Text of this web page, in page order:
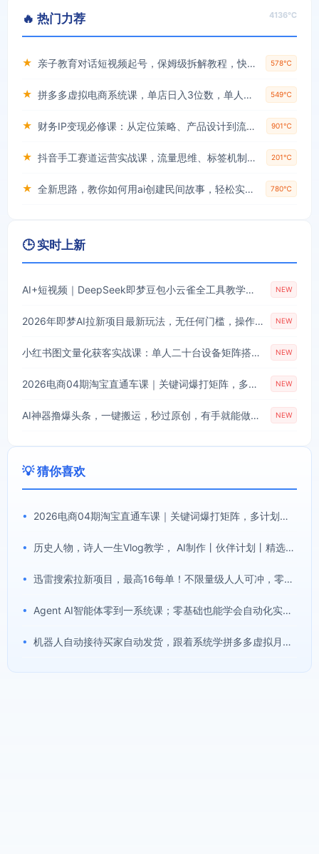
🔥 热门力荐 4136℃
★ 亲子教育对话短视频起号，保姆级拆解教程，快速起千粉万粉号 578℃
★ 拼多多虚拟电商系统课，单店日入3位数，单人可管理3-8家店【附货源】 549℃
★ 财务IP变现必修课：从定位策略、产品设计到流量变现形成完整闭环 901℃
★ 抖音手工赛道运营实战课，流量思维、标签机制、垂直定位，解决不起号难题，单月变现破3万 201℃
★ 全新思路，教你如何用ai创建民间故事，轻松实现月入过万【揭秘】 780℃
🕒 实时上新
AI+短视频｜DeepSeek即梦豆包小云雀全工具教学，从账号定位到剪映剪辑，零基础也能快速上手做爆款 NEW
2026年即梦AI拉新项目最新玩法，无任何门槛，操作非常简单，人人都可做，拉新佣金最高13米每单(更新08月07日) NEW
小红书图文量化获客实战课：单人二十台设备矩阵搭建，标准化流程高效批量引流获客 NEW
2026电商04期淘宝直通车课｜关键词爆打矩阵，多计划低出价，新品爆款差异化投放实操教学 NEW
AI神器撸爆头条，一键搬运，秒过原创，有手就能做，每天稳定200+【揭秘】 NEW
💡 猜你喜欢
• 2026电商04期淘宝直通车课｜关键词爆打矩阵，多计划低出价，新品爆款差异化投放实操教学
• 历史人物，诗人一生Vlog教学， AI制作丨伙伴计划丨精选收益丨商单收徒 ，新领域红利期，抓紧做
• 迅雷搜索拉新项目，最高16每单！不限量级人人可冲，零门槛上手(更新0807)
• Agent AI智能体零到一系统课；零基础也能学会自动化实战，从核心概念到Coze工作流搭建完整覆盖
• 机器人自动接待买家自动发货，跟着系统学拼多多虚拟月入1-5万